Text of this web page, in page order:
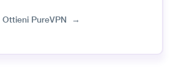
Ottieni PureVPN →